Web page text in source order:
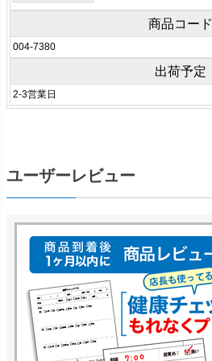
商品コード
004-7380
出荷予定
2-3営業日
ユーザーレビュー